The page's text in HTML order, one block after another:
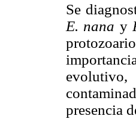
Se
E. nana y
presencia